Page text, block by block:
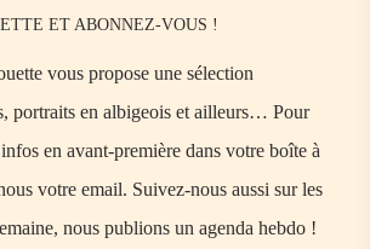
ET ABONNEZ-VOUS !
vous propose une sélection
portraits en albigeois et ailleurs… Pour
en avant-première dans votre boîte à
votre email. Suivez-nous aussi sur les
nous publions un agenda hebdo !